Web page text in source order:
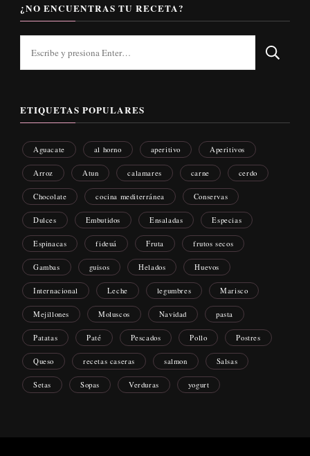
¿NO ENCUENTRAS TU RECETA?
ETIQUETAS POPULARES
Aguacate al horno aperitivo Aperitivos
Arroz Atun calamares carne cerdo
Chocolate cocina mediterránea Conservas
Dulces Embutidos Ensaladas Especias
Espinacas fideuá Fruta frutos secos
Gambas guisos Helados Huevos
Internacional Leche legumbres Marisco
Mejillones Moluscos Navidad pasta
Patatas Paté Pescados Pollo Postres
Queso recetas caseras salmon Salsas
Setas Sopas Verduras yogurt